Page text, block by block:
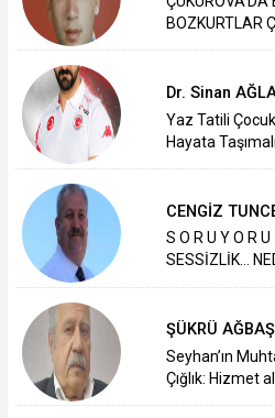
BOZKURTLAR
Dr. Sinan
Yaz Tatili
Hayata Taşımalı
CENGİZ
S O R U Y O R
SESSİZLİK...
ŞÜKRÜ AĞBAŞ
Seyhan’ın
Çığlık: Hizmet